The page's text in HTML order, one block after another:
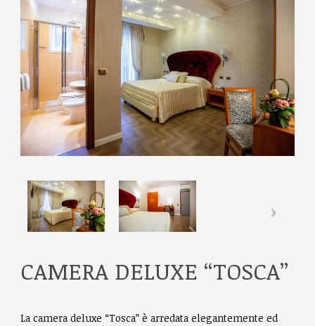
CAMERA DELUXE “TOSCA”
La camera deluxe “Tosca” è arredata elegantemente ed